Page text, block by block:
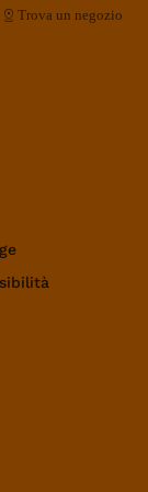
Trova un negozio